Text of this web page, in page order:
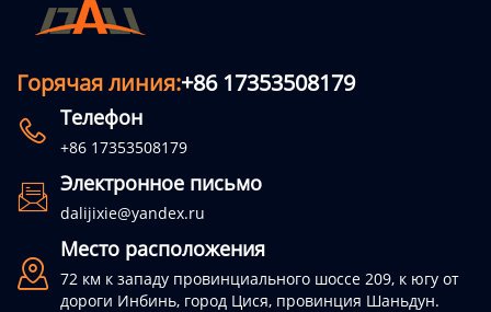
Горячая линия:+86 17353508179
 Телефон
+86 17353508179
 Электронное письмо
dalijixie@yandex.ru

Место расположения
72 км к западу провинциального шоссе 209, к югу от
дороги Инбинь, город Цися, провинция Шаньдун.